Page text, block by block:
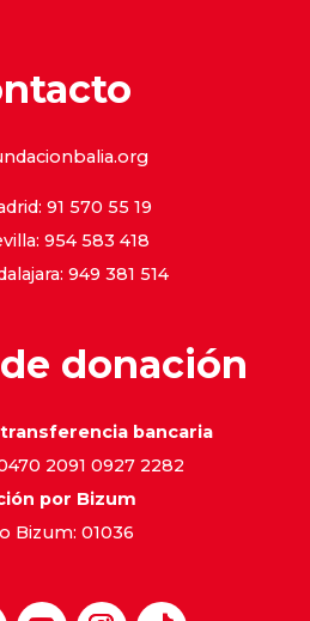
91 570 55 19
954 583 418
949 381 514
donación
bancaria
2091 0927 2282
por Bizum
Bizum: 01036